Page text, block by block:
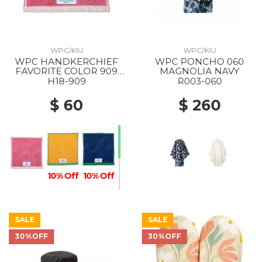
WPC/KIU
WPC HANDKERCHIEF
FAVORITE COLOR 909
PINK
H18-909
$ 60
10% Off 10% Off
10% Off
WPC/KIU
WPC PONCHO 060
MAGNOLIA NAVY
R003-060
$ 260
SALE
30%OFF
SALE
30%OFF